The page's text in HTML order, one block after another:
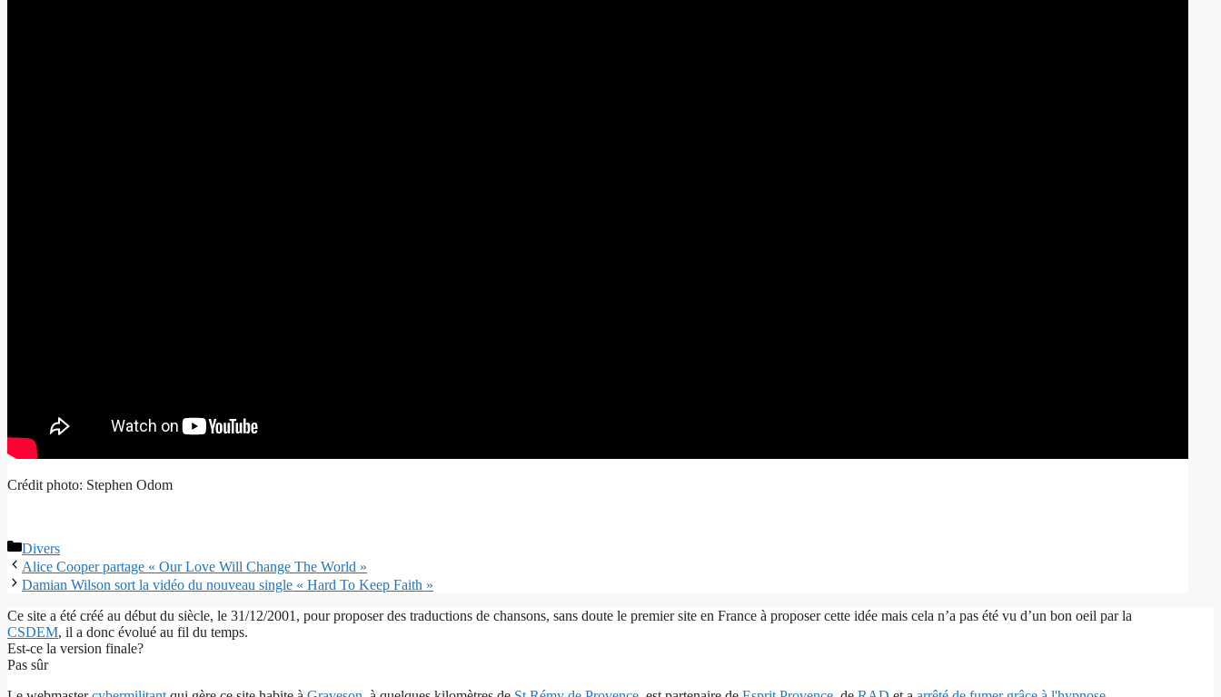
Crédit photo: Stephen Odom
Catégories
Divers
Alice Cooper partage « Our Love Will Change The World »
Damian Wilson sort la vidéo du nouveau single « Hard To Keep Faith »
Ce site a été créé au début du siècle, le 31/12/2001, pour proposer des traductions de chansons, sans doute le premier site en France à proposer cette idée mais cela n’a pas été vu d’un bon oeil par la
CSDEM, il a donc évolué au fil du temps.
Est-ce la version finale?
Pas sûr